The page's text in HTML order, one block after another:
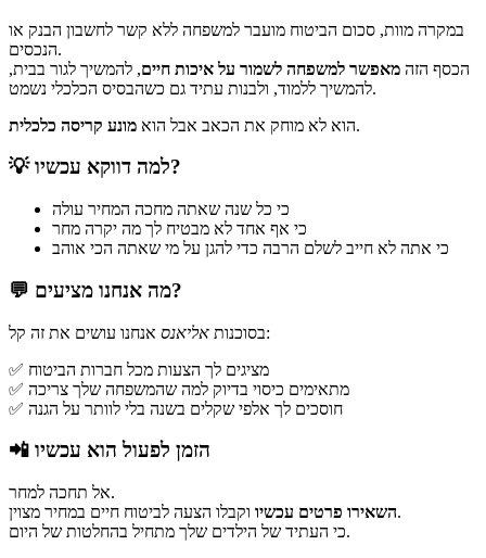
במקרה מוות, סכום הביטוח מועבר למשפחה ללא קשר לחשבון הבנק או
הנכסים.
הכסף הזה מאפשר למשפחה לשמור על איכות חיים, להמשיך לגור בבית,
להמשיך ללמוד, ולבנות עתיד גם כשהבסיס הכלכלי נשמט.
הוא לא מוחק את הכאב אבל הוא מונע קריסה כלכלית .
💡 למה דווקא עכשיו?
כי כל שנה שאתה מחכה המחיר עולה
כי אף אחד לא מבטיח לך מה יקרה מחר
כי אתה לא חייב לשלם הרבה כדי להגן על מי שאתה הכי אוהב
💬 מה אנחנו מציעים?
בסוכנות אליאנס
אנחנו עושים את זה קל:
✅ מציגים לך הצעות מכל חברות הביטוח
✅ מתאימים כיסוי בדיוק למה שהמשפחה שלך צריכה
✅ חוסכים לך אלפי שקלים בשנה בלי לוותר על הגנה
📲 הזמן לפעול הוא עכשיו
אל תחכה למחר.
השאירו פרטים עכשיווקבלו הצעה לביטוח חיים במחיר מצוין.
כי העתיד של הילדים שלך מתחיל בהחלטות של היום.